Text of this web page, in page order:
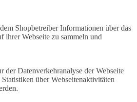
Shopbetreiber Informationen über das
ihrer Webseite zu sammeln und
Datenverkehranalyse der Webseite
über Webseitenaktivitäten